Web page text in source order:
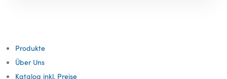
Produkte
Über Uns
Katalog inkl. Preise​